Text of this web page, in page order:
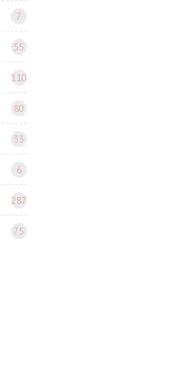
7
55
110
80
33
6
287
75